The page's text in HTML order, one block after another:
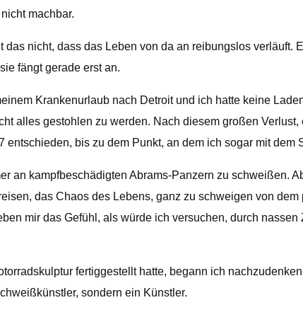
machbar.
nicht, dass das Leben von da an reibungslos verläuft.
fängt gerade erst an.
Krankenurlaub nach Detroit und ich hatte keine
alles gestohlen zu werden. Nach diesem großen
bis zu dem Punkt, an dem ich sogar mit dem
an kampfbeschädigten Abrams-Panzern zu schweißen.
das Chaos des Lebens, ganz zu schweigen von
mir das Gefühl, als würde ich versuchen, durch
fertiggestellt hatte, begann ich
sondern ein Künstler.